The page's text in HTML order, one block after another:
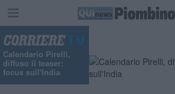
Calendario Pirelli,
diffuso il teaser:
focus sull'India